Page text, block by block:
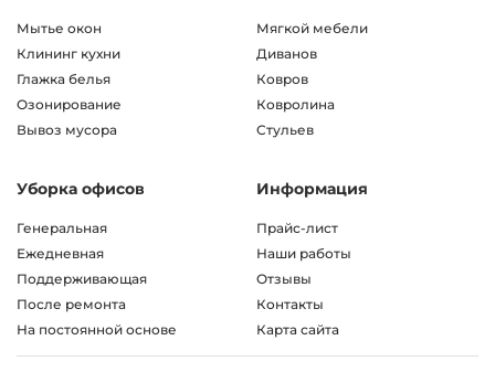
Мытье окон
Клининг кухни
Глажка белья
Озонирование
Вывоз мусора
Мягкой мебели
Диванов
Ковров
Ковролина
Стульев
Уборка офисов
Генеральная
Ежедневная
Поддерживающая
После ремонта
На постоянной основе
Информация
Прайс-лист
Наши работы
Отзывы
Контакты
Карта сайта